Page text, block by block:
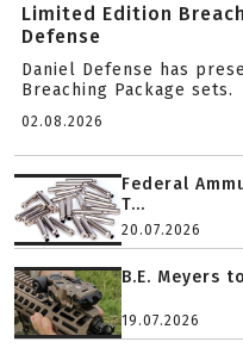
Limited Edition
Defense
Daniel Defense has
Breaching Package sets.
02.08.2026
Federal
T...
20.07.2026
B.E. Meyers
19.07.2026